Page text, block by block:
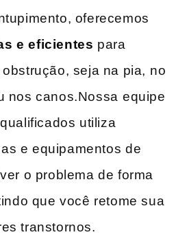
oferecemos
e eficientes para
seja na pia, ⁤no
nos canos.Nossa⁤ equipe
​utiliza
‍e equipamentos ⁣de
o problema de forma
que você retome sua
transtornos.